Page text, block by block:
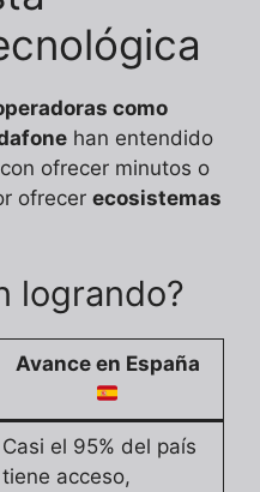
como
han entendido
ofrecer minutos o
ofrecer ecosistemas
logrando?
Avance en España
Casi el 95% del país
tiene acceso,